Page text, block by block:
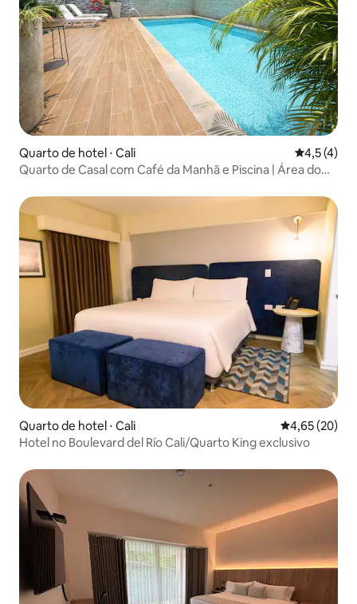
Quarto de hotel ⋅ Cali 4,5 de
4,5 (4)
Quarto de Casal com Café da Manhã e Piscina | Área do
Quarto de hotel ⋅ Cali 4,65 de uma
4,65 (20)
Hotel no Boulevard del Río Cali/Quarto King exclusivo